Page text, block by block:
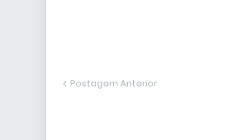
Postagem Anterior